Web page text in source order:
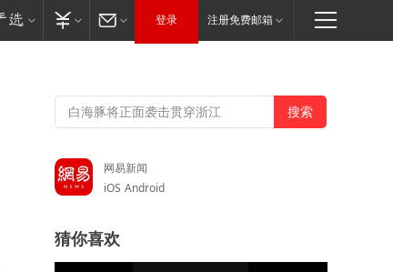
登录 注册免费邮箱
网易新闻
iOS Android
猜你喜欢